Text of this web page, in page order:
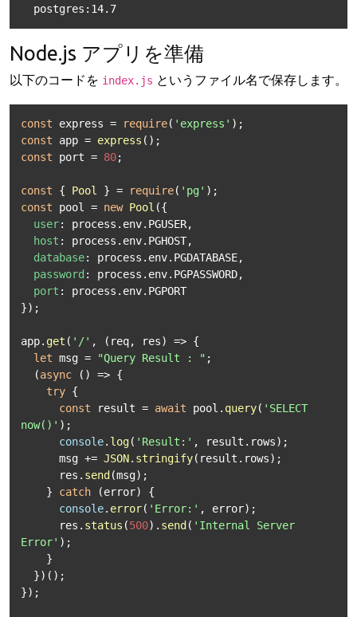
  postgres:14.7
Node.js アプリを準備
以下のコードを index.js というファイル名で保存します。
const express = require( 'express'
const app = express
const port = 80;
const { Pool } = require( 'pg'
const pool = new Pool ({
user: process. env. PGUSER,
host : process. env. PGHOST,
database: process. env. PGDATABASE,
password : process. env. PGPASSWORD,
port : process. env. PGPORT
});
app. get ( '/' , ( req, res) => {
let msg = "Query Result : " ;
  (
async () => {
try {
const result = await pool. query( 'SELECT
now()' );
console. log( 'Result:' , result. rows);
      msg +=
JSON. stringify(result. rows);
      res.
send (msg);
    }
catch (error) {
console. error( 'Error:' , error);
      res.
status (500). send ( 'Internal Server
Error' );
});